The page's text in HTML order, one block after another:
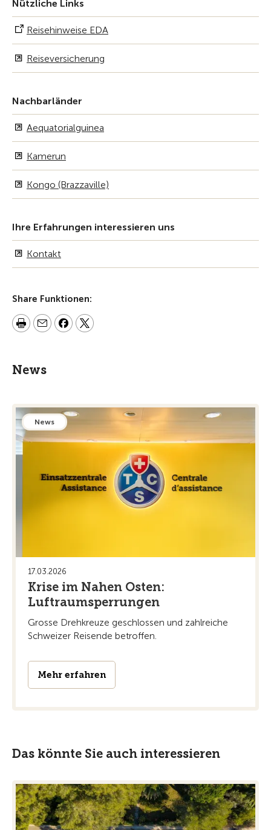
Nützliche Links
Reisehinweise EDA
Reiseversicherung
Nachbarländer
Aequatorialguinea
Kamerun
Kongo (Brazzaville)
Ihre Erfahrungen interessieren uns
Kontakt
Share Funktionen:
News
News
17.03.2026
Krise im Nahen Osten:
Luftraumsperrungen
Grosse Drehkreuze geschlossen und zahlreiche
Schweizer Reisende betroffen.
Mehr erfahren
Das könnte Sie auch interessieren